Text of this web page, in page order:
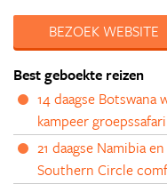
BEZOEK WEBSITE
Best geboekte reizen
14 daagse Botswana
kampeer groepssafari
21 daagse Namibia
Southern Circle